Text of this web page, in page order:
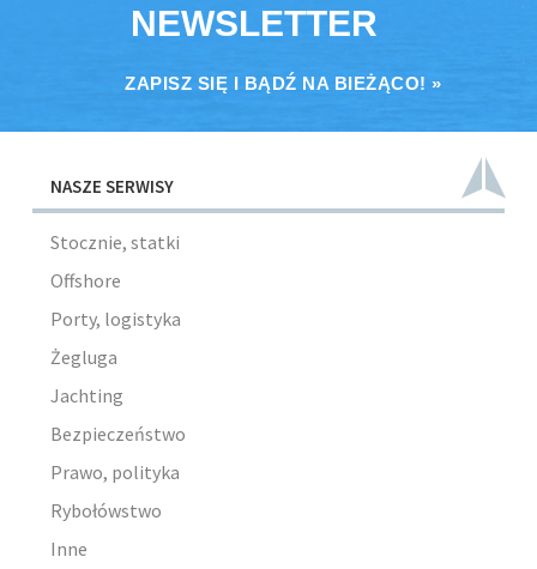
NEWSLETTER
ZAPISZ SIĘ I BĄDŹ NA BIEŻĄCO! »
NASZE SERWISY
Stocznie, statki
Offshore
Porty, logistyka
Żegluga
Jachting
Bezpieczeństwo
Prawo, polityka
Rybołówstwo
Inne